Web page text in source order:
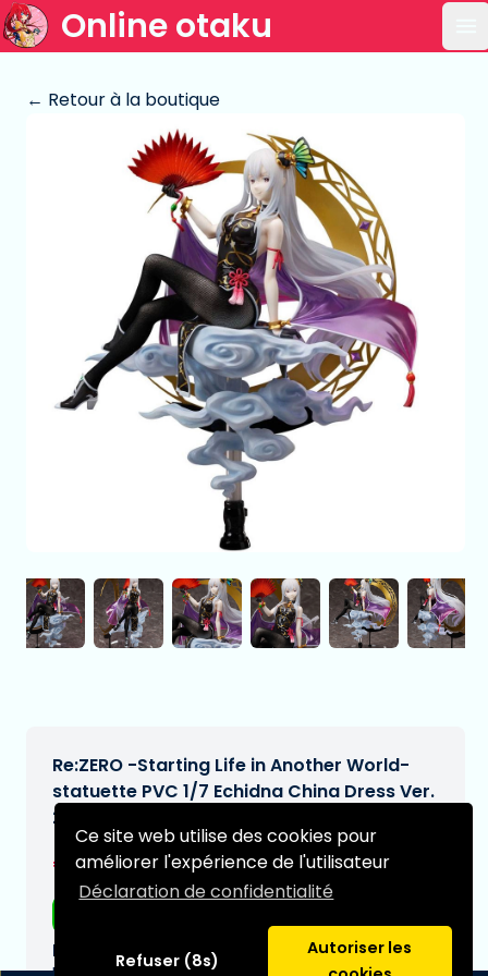
Ce site web utilise des cookies pour
améliorer l'expérience de l'utilisateur
Déclaration de confidentialité
Refuser (8s)
Autoriser les
Online otaku
← Retour à la boutique
Re:ZERO -Starting Life in Another World-
statuette PVC 1/7 Echidna China Dress Ver.
28 cm
€344,97[Sous réserve de modifications]
Date de livraison prévue: